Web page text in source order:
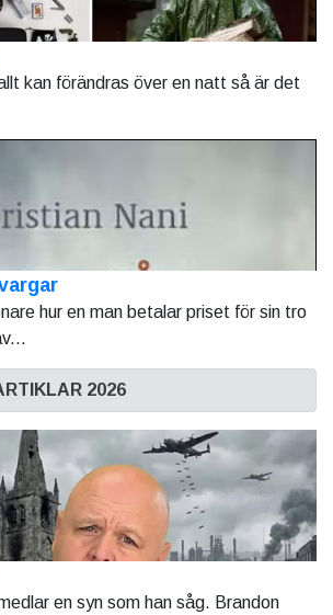
kan förändras över en natt så är det
hur en man betalar priset för sin tro
2026
en syn som han såg. Brandon